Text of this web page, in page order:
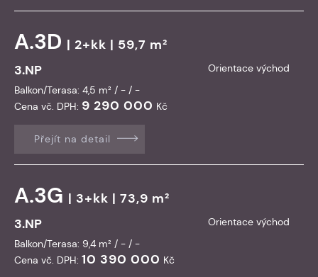
A.3D | 2+kk | 59,7 m²
3.NP
Orientace východ
Balkon/Terasa: 4,5 m² / - / -
Cena vč. DPH: 9 290 000 Kč
Přejít na detail
A.3G | 3+kk | 73,9 m²
3.NP
Orientace východ
Balkon/Terasa: 9,4 m² / - / -
Cena vč. DPH: 10 390 000 Kč